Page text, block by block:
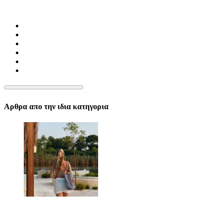
Αρθρα απο την ιδια κατηγορια